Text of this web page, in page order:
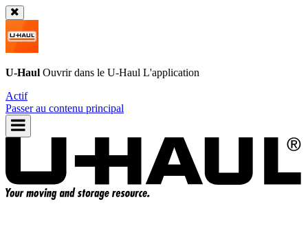
U-Haul Ouvrir dans le U-Haul L'application
Actif
Passer au contenu principal